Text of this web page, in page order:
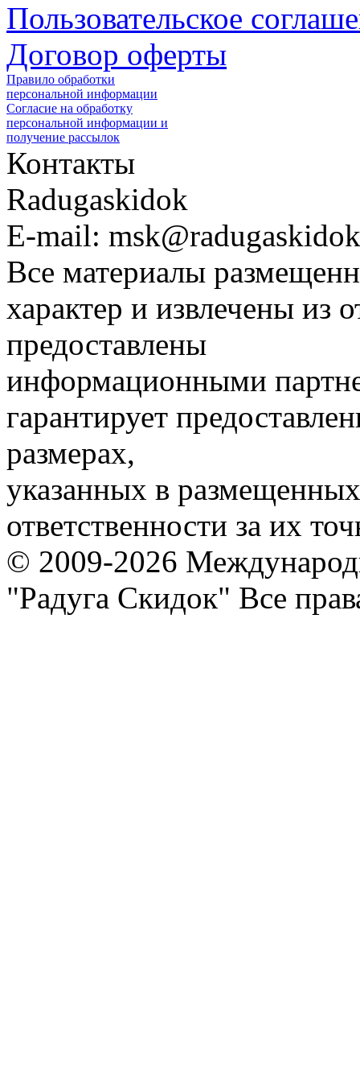
Пользовательское
Договор оферты
Правило обработки
персональной информации
Согласие на обработку
персональной информации и
получение рассылок
Контакты
Radugaskidok
E-mail:
Все материалы
характер и извлечены из
предоставлены
информационными
гарантирует
размерах,
указанных в
ответственности за их
© 2009-2026
"Радуга Скидок" Все